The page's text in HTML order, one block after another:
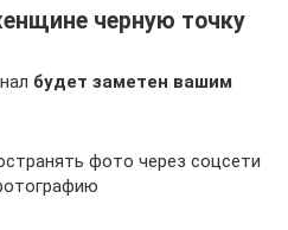
черную точку
будет заметен вашим
фото через соцсети